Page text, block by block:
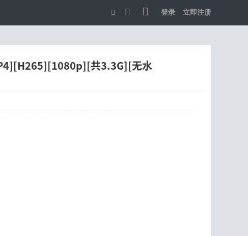
登录 立即注册
换
到
共3.3G][无水